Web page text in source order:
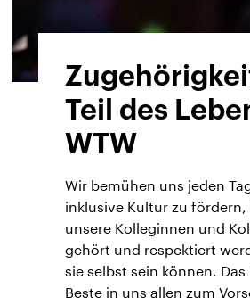
Teil des
WTW
Wir bemühen uns jeden
inklusive Kultur zu fördern,
unsere Kolleginnen und
gehört und respektiert
sie selbst sein können.
Beste in uns allen zum